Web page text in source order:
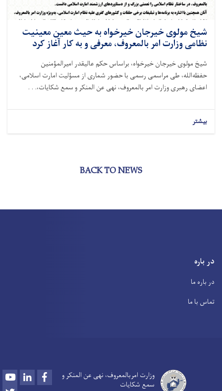
شیخ مولوی خیرجان خیرخواه به حیث معین معینیت
نظامی وزارت امر بالمعروف، معرفی و به کار آغاز کرد
شیخ مولوی خیرجان خیرخواه، براساس حکم عالیقدر امیرالمؤمنین
حفظه‌الله، طی مراسمی رسمی با حضور شماری از مسؤلیت امارت اسلامی،
اعضای رهبری وزارت امر بالمعروف، نهی عن المنکر و سمع شکایات،. . .
بیشتر
BACK TO NEWS
در باره
در باره ما
تماس با ما
وزارت امربالمعروف، نهی عن المنکر و
سمع شکایات
YoutubeLinkedInFacebook